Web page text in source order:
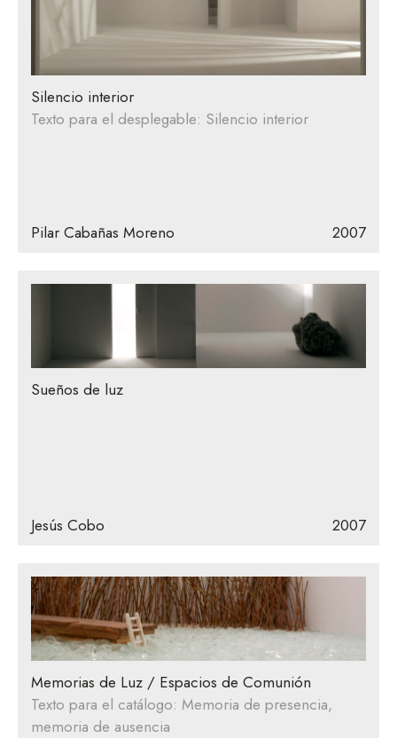
Silencio interior
Texto para el desplegable: Silencio interior
Pilar Cabañas Moreno 2007
Sueños de luz
Jesús Cobo 2007
Memorias de Luz / Espacios de Comunión
Texto para el catálogo: Memoria de presencia,
memoria de ausencia